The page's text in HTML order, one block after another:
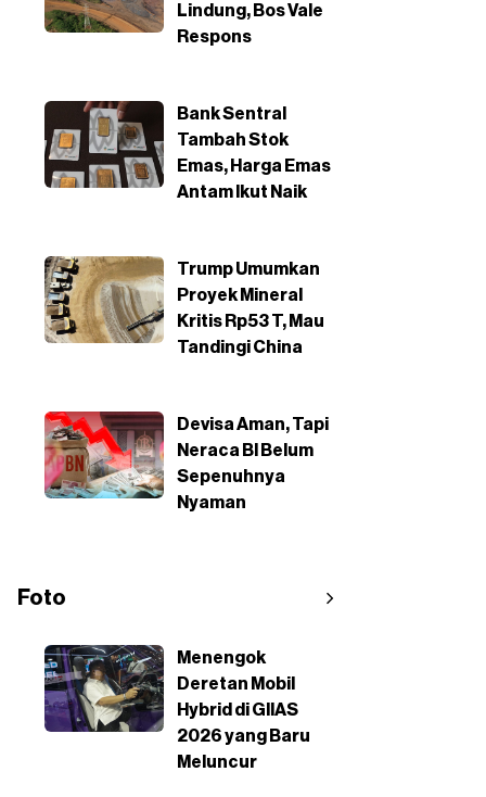
Lindung, Bos Vale
Respons
Bank Sentral
Tambah Stok
Emas, Harga Emas
Antam Ikut Naik
Trump Umumkan
Proyek Mineral
Kritis Rp53 T, Mau
Tandingi China
Devisa Aman, Tapi
Neraca BI Belum
Sepenuhnya
Nyaman
Foto
Menengok
Deretan Mobil
Hybrid di GIIAS
2026 yang Baru
Meluncur